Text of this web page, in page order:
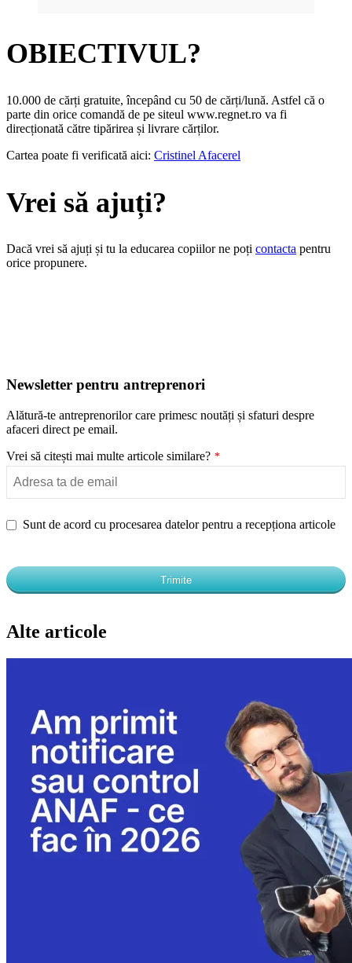
OBIECTIVUL?
10.000 de cărți gratuite, începând cu 50 de cărți/lună. Astfel că o
parte din orice comandă de pe siteul www.regnet.ro va fi
direcționată către tipărirea și livrare cărților.
Cartea poate fi verificată aici: Cristinel Afacerel
Vrei să ajuți?
Dacă vrei să ajuți și tu la educarea copiilor ne poți contacta pentru
orice propunere.
Newsletter pentru antreprenori
Alătură-te antreprenorilor care primesc noutăți și sfaturi despre
afaceri direct pe email.
Vrei să citești mai multe articole similare? *
Sunt de acord cu procesarea datelor pentru a recepționa articole
URL * Trimite
Alte articole